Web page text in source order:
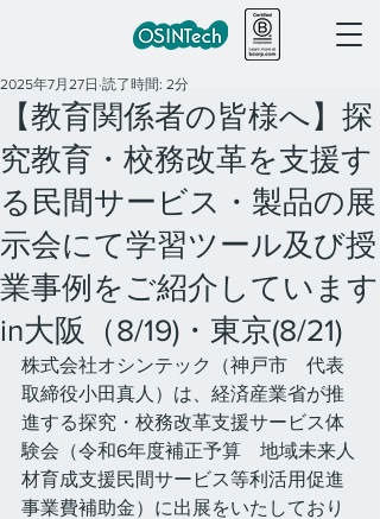
【教育関係者の皆様へ】探
究教育・校務改革を支援す
る民間サービス・製品の展
示会にて学習ツール及び授
業事例をご紹介しています
in大阪（8/19)・東京(8/21)
2025年7月27日 読了時間: 2分
株式会社オシンテック（神戸市　代表
取締役小田真人）は、経済産業省が推
進する探究・校務改革支援サービス体
験会（令和6年度補正予算　地域未来人
材育成支援民間サービス等利活用促進
事業費補助金）に出展をいたしており